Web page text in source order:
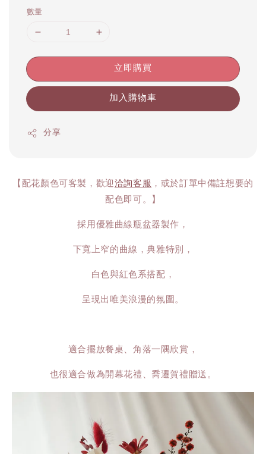
數量
立即購買
加入購物車
分享
【配花顏色可客製，歡迎洽詢客服 ，或於訂單中備註想要的
配色即可。】
採用優雅曲線瓶盆器製作，
下寬上窄的曲線，典雅特別，
白色與紅色系搭配，
呈現出唯美浪漫的氛圍。
適合擺放餐桌、角落一隅欣賞，
也很適合做為開幕花禮、喬遷賀禮贈送。